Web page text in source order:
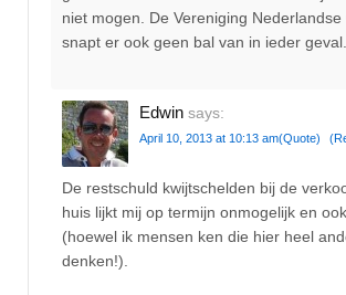
niet mogen. De Vereniging
snapt er ook geen bal van in ieder geval.
Edwin says:
April 10, 2013 at 10:13 am(Quote)
De restschuld kwijtschelden bij de
huis lijkt mij op termijn onmogelijk en
(hoewel ik mensen ken die hier heel
denken!).